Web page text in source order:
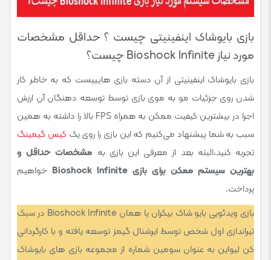
بازی بایوشاک اینفینیتی چیست ؟ حداقل مشخصات
مورد نیاز Bioshock Infinite چیست؟
بازی بایوشاک اینفینیتی از آن دسته بازی هایییست که به خاطر کار
شدن روی جزئیات مو به موی بازی توسط توسعه دهنگان آن ارزش
اجرا در بیشترین کیفیت ممکن به همراه FPS بالا را داشته به همین
سبب به شما پیشنهاد می‌کنیم که این بازی را روی یک کیس گیمینگ
تجربه کنید،البته بعد از معرفی این بازی به مشخصات حداقل و
بهترین سیستم ممکن برای بازی Bioshock Infinite
خواهیم
پرداخت.
بازی ویدئویی بایو شاک بیکران یا همان Bioshock Infinite در سبک
تیراندازی اول شخص توسط ایرشنال گیمز توسعه یافته و با کارگردانی
کن لیواین به عنوان سومین شماره از مجموعه بازی های بایوشاک